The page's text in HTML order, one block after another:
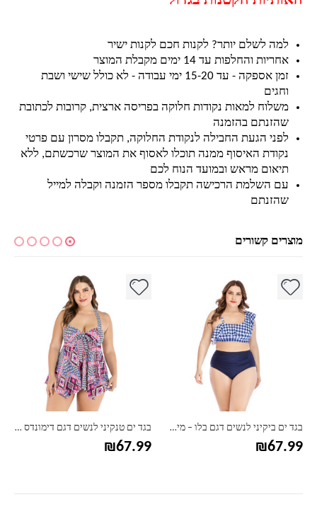
למה לשלם יותר? לקנות חכם לקנות ישיר
אחריות והחלפות עד 14 ימים מקבלת המוצר
זמן אספקה - עד 15-20 ימי עבודה - לא כולל שישי ושבת
וחגים
משלוח למאות נקודות חלוקה בפריסה ארצית, קרובות לכתובת
שהזנתם בהזמנה
לפני הגעת החבילה לנקודת החלוקה, תקבלו מסרון עם פרטי
נקודת האיסוף ממנה תוכלו לאסוף את המוצר שרכשתם, ללא
תיאום מראש ובמועד הנוח לכם
עם השלמת הרכישה תקבלו מספר הזמנה וקבלה למייל
שהזנתם
מוצרים קשורים
בגד ים ביקיני לנשים דגם בלו – מידות גדולות
₪67.99
בגד ים טנקיני לנשים דגם דימונדס – מידות גדולות
₪67.99